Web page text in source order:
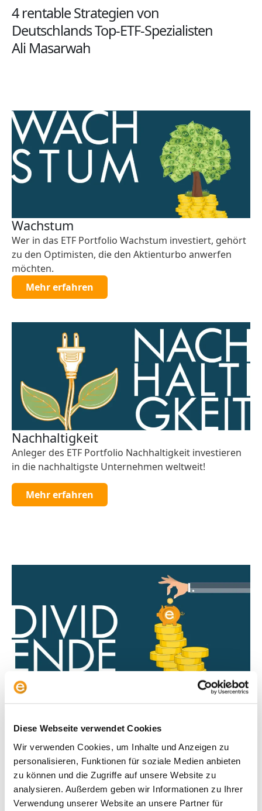
Diese Webseite verwendet Cookies
Wir verwenden Cookies, um Inhalte und Anzeigen zu
personalisieren, Funktionen für soziale Medien anbieten
zu können und die Zugriffe auf unsere Website zu
analysieren. Außerdem geben wir Informationen zu Ihrer
Verwendung unserer Website an unsere Partner für
4 rentable Strategien von
Deutschlands Top-ETF-Spezialisten
Ali Masarwah
Wachstum
Wer in das ETF Portfolio Wachstum investiert, gehört
zu den Optimisten, die den Aktienturbo anwerfen
möchten.
Mehr erfahren
Nachhaltigkeit
Anleger des ETF Portfolio Nachhaltigkeit investieren
in die nachhaltigste Unternehmen weltweit!
Mehr erfahren
Dividende
Der Spatz in der Hand ist besser als die Taube auf
Dividende.
Mehr erfahren